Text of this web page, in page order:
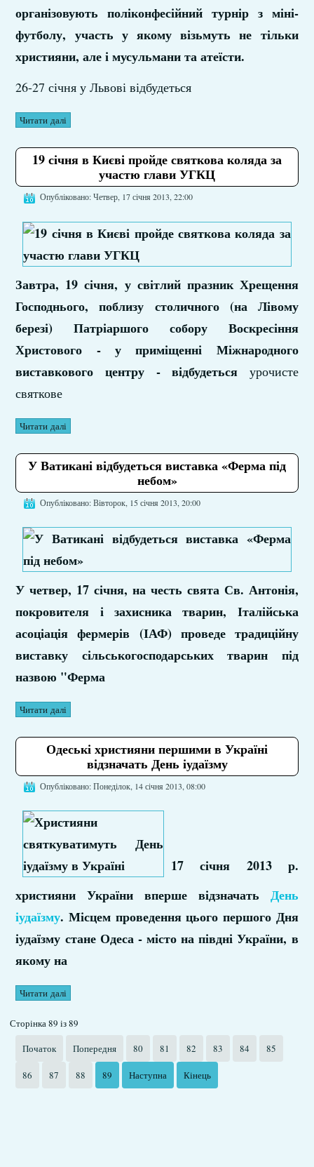
організовують поліконфесійний турнір з міні-
футболу, участь у якому візьмуть не тільки
християни, але і мусульмани та атеїсти.
26-27 січня у Львові відбудеться
Читати далі
19 січня в Києві пройде святкова коляда за
участю глави УГКЦ
Опубліковано: Четвер, 17 січня 2013, 22:00
Завтра, 19 січня, у світлий празник Хрещення
Господнього, поблизу столичного (на Лівому
березі) Патріаршого собору Воскресіння
Христового - у приміщенні Міжнародного
виставкового центру -відбудеться урочисте
святкове
Читати далі
У Ватикані відбудеться виставка «Ферма під
небом»
Опубліковано: Вівторок, 15 січня 2013, 20:00
У четвер, 17 січня, на честь свята Св. Антонія,
покровителя і захисника тварин, Італійська
асоціація фермерів (ІАФ) проведе традиційну
виставку сільськогосподарських тварин під
назвою "Ферма
Читати далі
Одеські християни першими в Україні
відзначать День іудаїзму
Опубліковано: Понеділок, 14 січня 2013, 08:00
17 січня 2013 р.
християни України вперше відзначать День
іудаїзму. Місцем проведення цього першого Дня
іудаїзму стане Одеса - місто на півдні України, в
якому на
Читати далі
Сторінка 89 із 89
Початок
Попередня 80 81 82 83 84 85
86 87 88 89 Наступна Кінець